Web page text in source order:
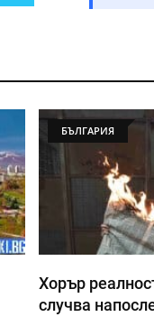
БЪЛГАРИЯ
Хорър
случва